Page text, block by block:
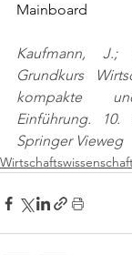
Mainboard
Kaufmann, J.;
Grundkurs
kompakte
Einführung. 10.
Springer Vieweg